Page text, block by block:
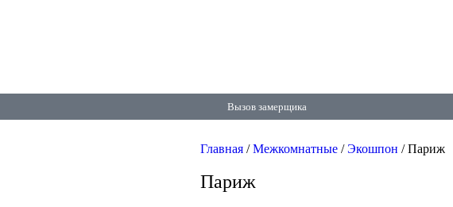
Вызов замерщика
Главная /Межкомнатные /Экошпон / Париж
Париж